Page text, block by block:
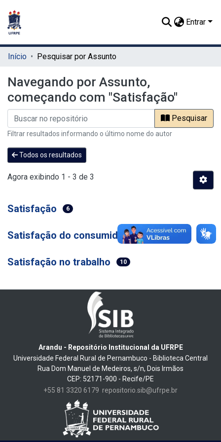
Entrar
Início Pesquisar por Assunto
Navegando por Assunto,
começando com "Satisfação"
Pesquisar
Filtrar resultados informando o último nome do autor
Todos os resultados
Agora exibindo 1 - 3 de 3
Satisfação 6
Satisfação do consumidor 5
Satisfação no trabalho 10
Arandu - Repositório Institucional da UFRPE
Universidade Federal Rural de Pernambuco - Biblioteca Central
Rua Dom Manuel de Medeiros, s/n, Dois Irmãos
CEP: 52171-900 - Recife/PE
+55 81 3320 6179 repositorio.sib@ufrpe.br